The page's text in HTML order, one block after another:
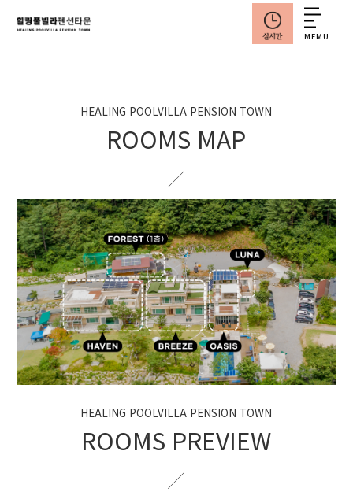
MEMU
HEALING POOLVILLA PENSION TOWN
ROOMS MAP
HEALING POOLVILLA PENSION TOWN
ROOMS PREVIEW